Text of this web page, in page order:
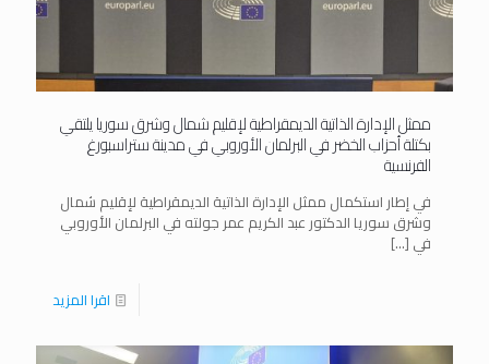
ممثل الإدارة الذاتية الديمقراطية لإقليم شمال وشرق سوريا يلتقي
بكتلة أحزاب الخضر في البرلمان الأوروبي في مدينة ستراسبورغ
الفرنسية
في إطار استكمال ممثل الإدارة الذاتية الديمقراطية لإقليم شمال
وشرق سوريا الدكتور عبد الكريم عمر جولته في البرلمان الأوروبي
في […]
اقرا المزيد